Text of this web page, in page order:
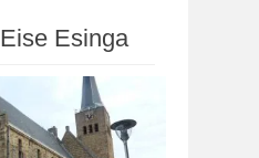
Eise Esinga